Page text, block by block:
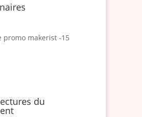
du